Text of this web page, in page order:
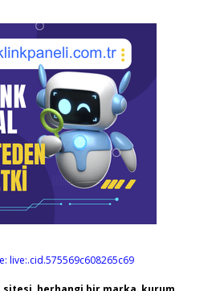
live:.cid.575569c608265c69